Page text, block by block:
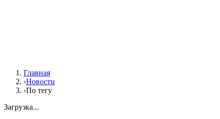
Главная
›Новости
›По тегу
Загрузка...